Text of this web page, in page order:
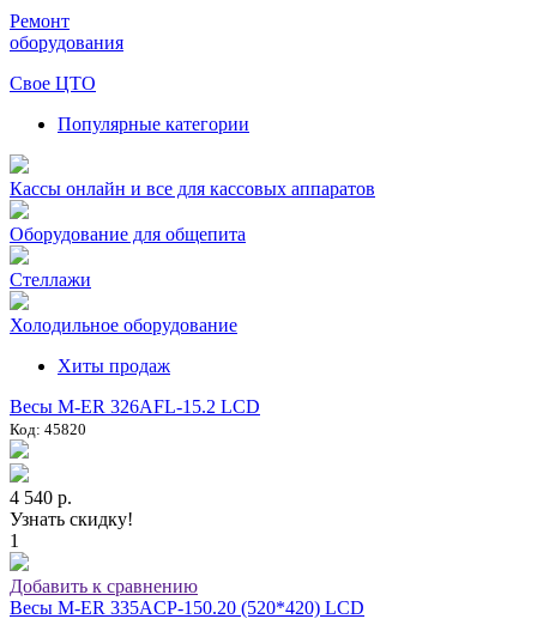
Ремонт
оборудования
Свое ЦТО
Популярные категории
Кассы онлайн и все для кассовых аппаратов
Оборудование для общепита
Стеллажи
Холодильное оборудование
Хиты продаж
Весы M-ER 326AFL-15.2 LCD
Код: 45820
4 540 р.
Узнать скидку!
1
Добавить к сравнению
Весы M-ER 335ACP-150.20 (520*420) LCD